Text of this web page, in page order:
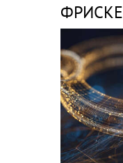
ФРИСКЕ